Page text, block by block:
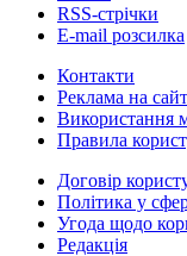
RSS-стрічки
E-mail розсилка
Контакти
Реклама на
Використання
Правила
Договір
Політика у
Угода щодо
Редакція